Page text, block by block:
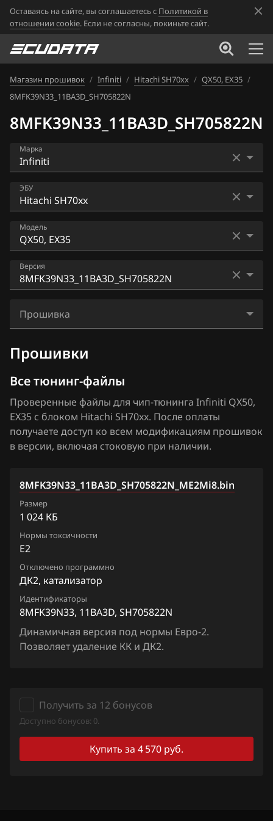
Оставаясь на сайте, вы соглашаетесь с Политикой в
отношении cookie. Если не согласны, покиньте сайт.
Магазин прошивок / Infiniti / Hitachi SH70xx / QX50, EX35 /
8MFK39N33_11BA3D_SH705822N
8MFK39N33_11BA3D_SH705822N
Марка
Acura
Alfa Romeo
ATLAS
BAIC
Bentley
BMW
Brilliance
BYD
Cadillac
Changan
Chery
Chrysler
Citroen
Dacia
DAF
Dodge
Dongfeng
ЭБУ
Bosch MED17.7.2
Hitachi BED500-310
Hitachi SH70xx
Hitachi SH7254xx
Модель
EX25
EX37
FX35
FX45
FX50
G25
G35
JX35
M25
M35
M37
M45
M56
Q50
Q70
QX50, EX35
QX56
Версия
4VQHWJD2_15UB6A_SH705828N
4VQHWJD2_15UB7A_SH705828N
8MFK39N33_11BA3D_SH705822N
8MFKFGN3_11BA0A_SH705822N
8MFKFGN3_11BA2A_SH705822N
8MFKFGN3_11BA3A_SH705822N
8MFKGGN4_11BF0A_SH705822N
8MFKGGN4_11BF1A_SH705822N
8MFKGGN4_11BF2A_SH705822N
9TFVNYNC_11CR0A_SH705927N
Прошивка
Прошивки
Все тюнинг-файлы
Проверенные файлы для чип-тюнинга Infiniti QX50,
EX35 с блоком Hitachi SH70xx. После оплаты
получаете доступ ко всем модификациям прошивок
в версии, включая стоковую при наличии.
8MFK39N33_11BA3D_SH705822N_ME2Mi8.bin
Размер
1 024 КБ
Нормы токсичности
E2
Отключено программно
ДК2, катализатор
Идентификаторы
8MFK39N33, 11BA3D, SH705822N
Динамичная версия под нормы Евро-2.
Позволяет удаление КК и ДК2.
Получить за 12 бонусов
Доступно бонусов: 0.
Купить за 4 570 руб.